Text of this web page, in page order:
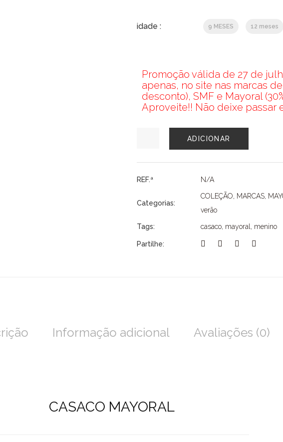
idade : 9 MESES 12 meses
Promoção válida de 27 de
apenas, no site nas marcas
desconto), SMF e Mayoral
Aproveite!! Não deixe passar
MAYORAL
ADICIONAR
REF.ª N/A
Categorias:
COLEÇÃO, MARCAS,
verão
Tags: casaco, mayoral , menino
Partilhe:
Informação adicional Avaliações (0)
CASACO MAYORAL